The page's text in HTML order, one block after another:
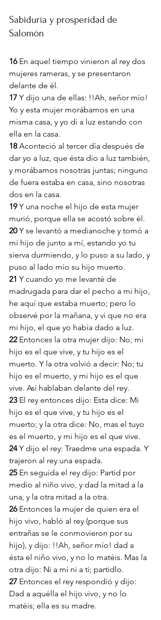
Sabiduría y prosperidad de
Salomón
16 En aquel tiempo vinieron al rey dos
mujeres rameras, y se presentaron
delante de él.
17 Y dijo una de ellas: !!Ah, señor mío!
Yo y esta mujer morábamos en una
misma casa, y yo di a luz estando con
ella en la casa.
18 Aconteció al tercer día después de
dar yo a luz, que ésta dio a luz también,
y morábamos nosotras juntas; ninguno
de fuera estaba en casa, sino nosotras
dos en la casa.
19 Y una noche el hijo de esta mujer
murió, porque ella se acostó sobre él.
20 Y se levantó a medianoche y tomó a
mi hijo de junto a mí, estando yo tu
sierva durmiendo, y lo puso a su lado, y
puso al lado mío su hijo muerto.
21 Y cuando yo me levanté de
madrugada para dar el pecho a mi hijo,
he aquí que estaba muerto; pero lo
observé por la mañana, y vi que no era
mi hijo, el que yo había dado a luz.
22 Entonces la otra mujer dijo: No; mi
hijo es el que vive, y tu hijo es el
muerto. Y la otra volvió a decir: No; tu
hijo es el muerto, y mi hijo es el que
vive. Así hablaban delante del rey.
23 El rey entonces dijo: Esta dice: Mi
hijo es el que vive, y tu hijo es el
muerto; y la otra dice: No, mas el tuyo
es el muerto, y mi hijo es el que vive.
24 Y dijo el rey: Traedme una espada. Y
trajeron al rey una espada.
25 En seguida el rey dijo: Partid por
medio al niño vivo, y dad la mitad a la
una, y la otra mitad a la otra.
26 Entonces la mujer de quien era el
hijo vivo, habló al rey (porque sus
entrañas se le conmovieron por su
hijo), y dijo: !!Ah, señor mío! dad a
ésta el niño vivo, y no lo matéis. Mas la
otra dijo: Ni a mí ni a ti; partidlo.
27 Entonces el rey respondió y dijo:
Dad a aquélla el hijo vivo, y no lo
matéis; ella es su madre.